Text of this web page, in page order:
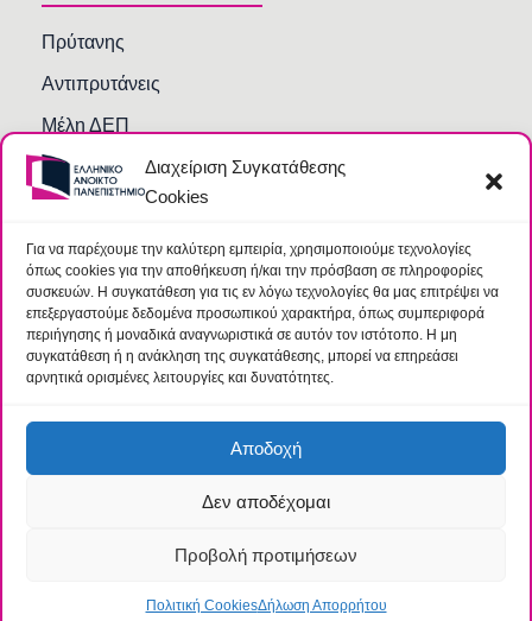
Διαχείριση Συγκατάθεσης
Cookies
Για να παρέχουμε την καλύτερη εμπειρία, χρησιμοποιούμε τεχνολογίες
όπως cookies για την αποθήκευση ή/και την πρόσβαση σε πληροφορίες
συσκευών. Η συγκατάθεση για τις εν λόγω τεχνολογίες θα μας επιτρέψει να
επεξεργαστούμε δεδομένα προσωπικού χαρακτήρα, όπως συμπεριφορά
περιήγησης ή μοναδικά αναγνωριστικά σε αυτόν τον ιστότοπο. Η μη
συγκατάθεση ή η ανάκληση της συγκατάθεσης, μπορεί να επηρεάσει
αρνητικά ορισμένες λειτουργίες και δυνατότητες.
Αποδοχή
Δεν αποδέχομαι
Προβολή προτιμήσεων
Πολιτική CookiesΔήλωση Απορρήτου
Πρύτανης
Αντιπρυτάνεις
Μέλη ΔΕΠ
Τμήματα και Υπηρεσίες
Γραμματείες Κοσμητειών Σχολών
Βιβλιοθήκη
Συχνές Ερωτήσεις
© 2026 Ελληνικό Ανοικτό Πανεπιστήμιο |
Προστασίας Δεδομένων